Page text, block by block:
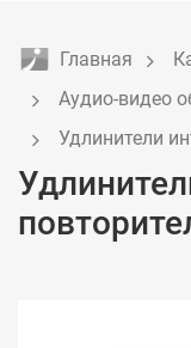
Главная
Аудио-видео
Удлинители